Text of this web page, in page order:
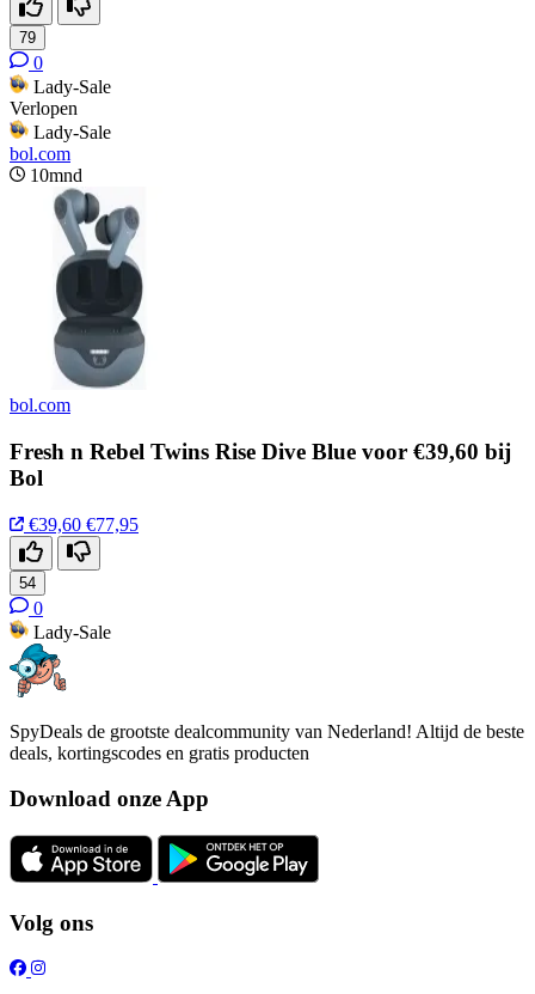
79
0
Lady-Sale
Verlopen
Lady-Sale
bol.com
10mnd
bol.com
Fresh n Rebel Twins Rise Dive Blue voor €39,60 bij
Bol
€39,60 €77,95
54
0
Lady-Sale
SpyDeals de grootste dealcommunity van Nederland! Altijd de beste
deals, kortingscodes en gratis producten
Download onze App
Volg ons